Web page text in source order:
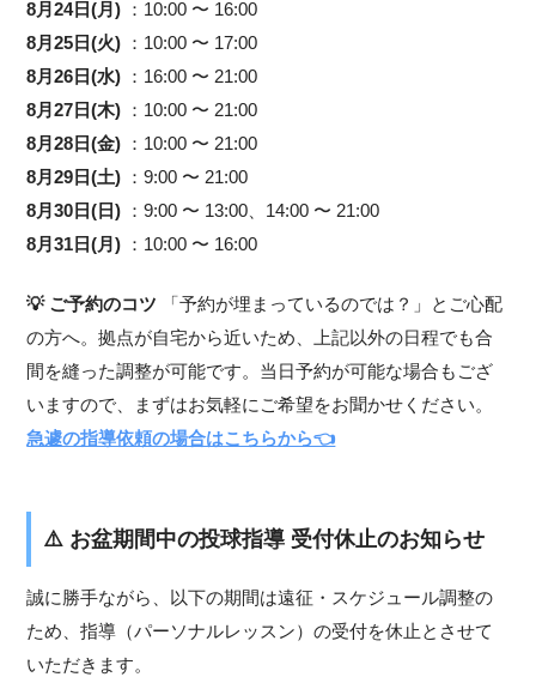
8月24日(月)
：10:00 〜 16:00
8月25日(火)
：10:00 〜 17:00
8月26日(水)
：16:00 〜 21:00
8月27日(木)
：10:00 〜 21:00
8月28日(金)
：10:00 〜 21:00
8月29日(土)
：9:00 〜 21:00
8月30日(日)
：9:00 〜 13:00、14:00 〜 21:00
8月31日(月)
：10:00 〜 16:00
💡 ご予約のコツ 「予約が埋まっているのでは？」とご心配
の方へ。拠点が自宅から近いため、上記以外の日程でも合
間を縫った調整が可能です。当日予約が可能な場合もござ
いますので、まずはお気軽にご希望をお聞かせください。
急遽の指導依頼の場合はこちらから👈
⚠️ お盆期間中の投球指導 受付休止のお知らせ
誠に勝手ながら、以下の期間は遠征・スケジュール調整の
ため、指導（パーソナルレッスン）の受付を休止とさせて
いただきます。